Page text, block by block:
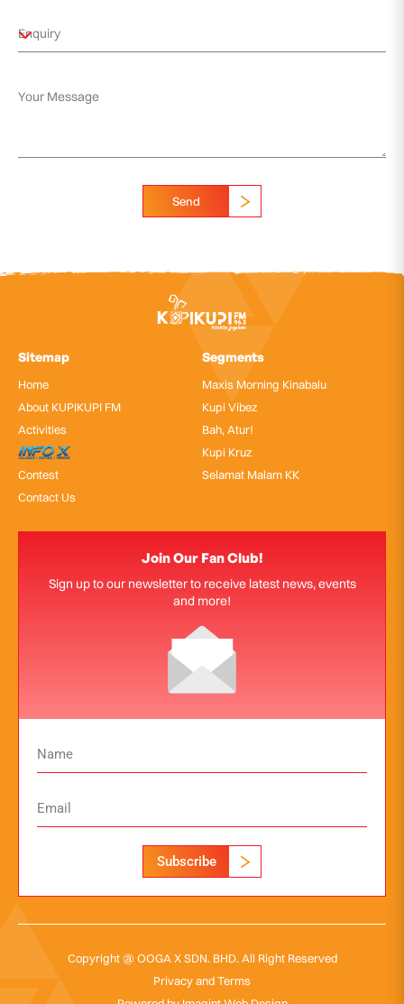
Send
Sitemap
Home
About KUPIKUPI FM
Activities
InfoX
Contest
Contact Us
Segments
Maxis Morning Kinabalu
Kupi Vibez
Bah, Atur!
Kupi Kruz
Selamat Malam KK
Join Our Fan Club!
Sign up to our newsletter to receive latest news, events
and more!
Subscribe
Copyright @ OOGA X SDN. BHD. All Right Reserved
Privacy and Terms